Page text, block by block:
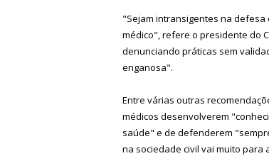
"Sejam intransigentes na
médico", refere o presidente do
denunciando práticas sem
enganosa".
Entre várias outras
médicos desenvolverem
saúde" e de defenderem
na sociedade civil vai muito para